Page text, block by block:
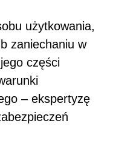
użytkowania,
zaniechaniu w
części
– ekspertyzę